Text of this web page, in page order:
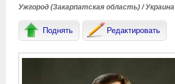
Ужгород (Закарпатская область) / Украина
Поднять Редактировать